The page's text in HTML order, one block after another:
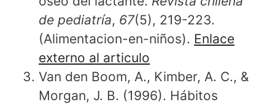
de pediatría, 67(5), 219-223.
(Alimentacion-en-niños). Enlace
externo al articulo
Van den Boom, A., Kimber, A. C., &
Morgan, J. B. (1996). Hábitos